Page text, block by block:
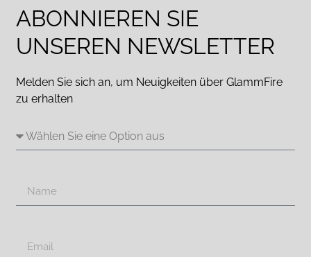
ABONNIEREN SIE
UNSEREN NEWSLETTER
Melden Sie sich an, um Neuigkeiten über GlammFire
zu erhalten